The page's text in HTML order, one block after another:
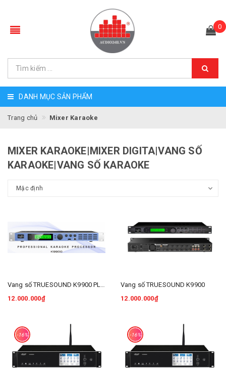
0
DANH MỤC SẢN PHẨM
Trang chủ Mixer Karaoke
MIXER KARAOKE|MIXER DIGITA|VANG SỐ
KARAOKE|VANG SỐ KARAOKE
Vang số TRUESOUND K9900 PLUS
12.000.000₫
Vang số TRUESOUND K9900
12.000.000₫
-16% -16%